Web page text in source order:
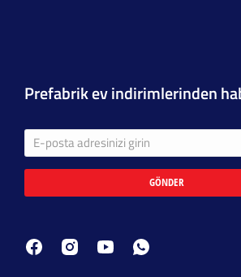
Prefabrik ev indirimlerinden
GÖNDER